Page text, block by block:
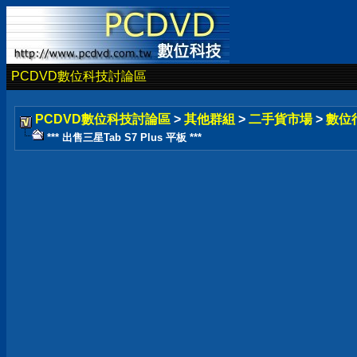
PCDVD數位科技討論區
PCDVD數位科技討論區 > 其他群組 > 二手貨市場 > 數位
*** 出售三星Tab S7 Plus 平板 ***